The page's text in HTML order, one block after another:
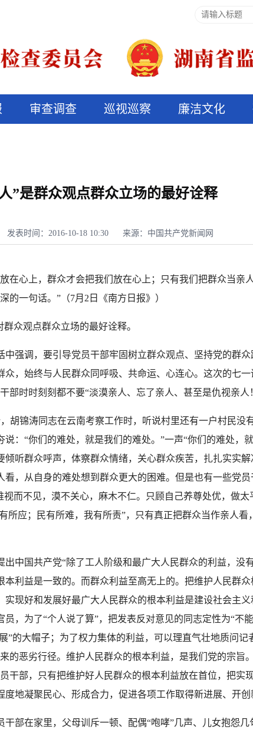
审查调查 巡视巡察 廉洁文化
”是群众观点群众立场的最好诠释
发表时间：2016-10-18 10:30 来源：中国共产党新闻网
心上，群众才会把我们放在心上；只有我们把群众当亲
的一句话。”（7月2日《南方日报》）
众观点群众立场的最好诠释。
调，要引导党员干部牢固树立群众观点、坚持党的群众
众，始终与人民群众同呼吸、共命运、心连心。这次的七
部时时刻刻都不要“淡漠亲人、忘了亲人、甚至是仇视亲人
锦涛同志在云南考察工作时，听说村里还有一户村民没
：“你们的难处，就是我们的难处。”一声“你们的难处，
听群众呼声，体察群众情绪，关心群众疾苦，扎扎实实解
，从自身的难处想到群众更大的困难。但是也有一些党
而不见，漠不关心，麻木不仁。只顾自己养尊处优，做
所应；民有所难，我有所责”，只有真正把群众当作亲人
国共产党“除了工人阶级和最广大人民群众的利益，没
利益是一致的。而群众利益至高无上的。把维护人民群
现好和发展好最广大人民群众的根本利益是建设社会主
，为了“个人说了算”，把发表反对意见的同志定性为“不
”的大帽子；为了权力集体的利益，可以理直气壮地质问记
恶劣行径。维护人民群众的根本利益，是我们党的宗旨
干部，只有把维护好人民群众的根本利益放在首位，把实
地凝聚民心、形成合力，促进各项工作取得新进展、开创
在家里，父母训斥一顿、配偶“咆哮”几声、儿女抱怨几